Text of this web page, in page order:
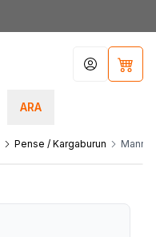
ARA
Hesabım
Pense / Kargaburun